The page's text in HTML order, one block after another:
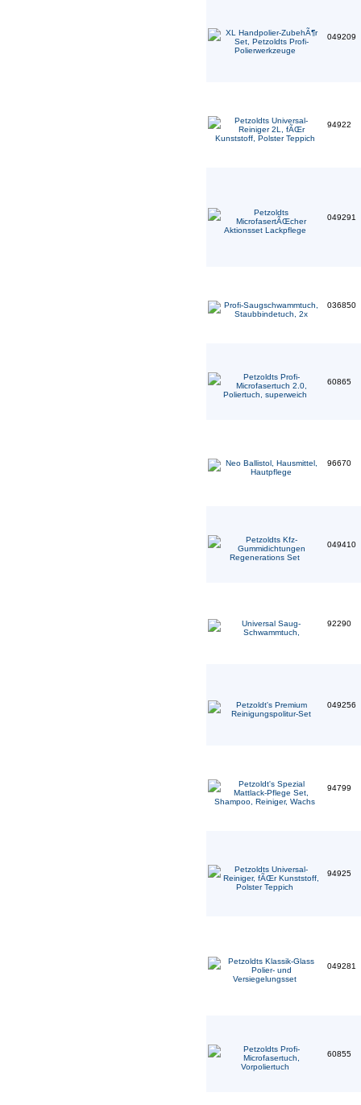
049209
94922
049291
036850
60865
96670
049410
92290
049256
94799
94925
049281
60855